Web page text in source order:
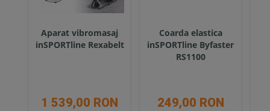
Aparat vibromasaj
inSPORTline Rexabelt
1 539,00 RON
Coarda elastica
inSPORTline Byfaster
RS1100
249,00 RON